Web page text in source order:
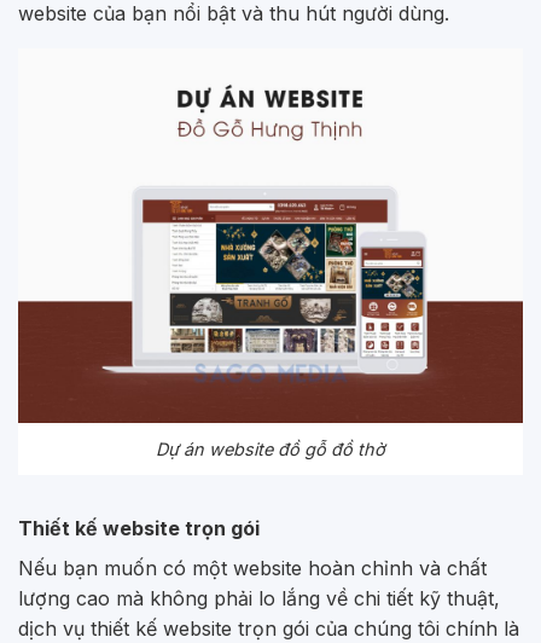
website của bạn nổi bật và thu hút người dùng.
Dự án website đồ gỗ đồ thờ
Thiết kế website trọn gói
Nếu bạn muốn có một website hoàn chỉnh và chất
lượng cao mà không phải lo lắng về chi tiết kỹ thuật,
dịch vụ thiết kế website trọn gói của chúng tôi chính là